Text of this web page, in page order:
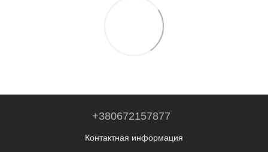
+380672157877
Контактная информация